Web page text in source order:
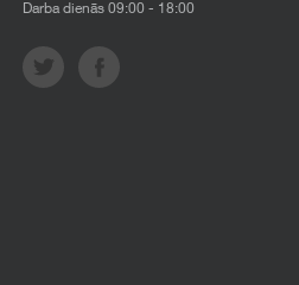
Darba dienās 09:00 - 18:00